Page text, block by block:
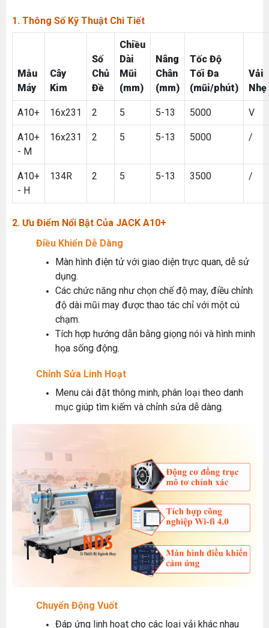
1. Thông Số Kỹ Thuật Chi Tiết
Mẫu
Máy
Cây
Kim
Số
Chủ
Đề
Chiều
Dài
Mũi
(mm)
Nâng
Chân
(mm)
Tốc Độ
Tối Đa
(mũi/phút)
Vải
Nhẹ
A10+ 16x231 2 5 5-13 5000 V
A10+
- M
16x231 2 5 5-13 5000 /
A10+
- H
134R 2 5 5-13 3500 /
2. Ưu Điểm Nổi Bật Của JACK A10+
Điều Khiển Dễ Dàng
Màn hình điện tử với giao diện trực quan, dễ sử
dụng.
Các chức năng như chọn chế độ may, điều chỉnh
độ dài mũi may được thao tác chỉ với một cú
chạm.
Tích hợp hướng dẫn bằng giọng nói và hình minh
họa sống động.
Chỉnh Sửa Linh Hoạt
Menu cài đặt thông minh, phân loại theo danh
mục giúp tìm kiếm và chỉnh sửa dễ dàng.
Chuyển Động Vuốt
Đáp ứng linh hoạt cho các loại vải khác nhau